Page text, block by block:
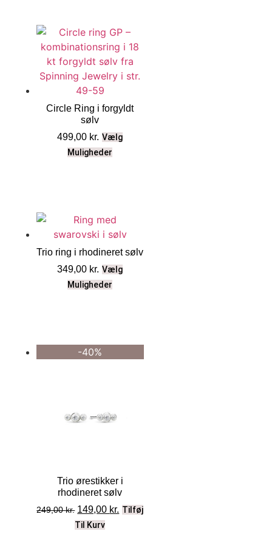
Circle Ring i forgyldt
sølv
499,00 kr. Vælg
Muligheder
Trio ring i rhodineret sølv
349,00 kr. Vælg
Muligheder
-40%
Trio ørestikker i
rhodineret sølv
249,00kr. 149,00 kr. Tilføj
Til Kurv